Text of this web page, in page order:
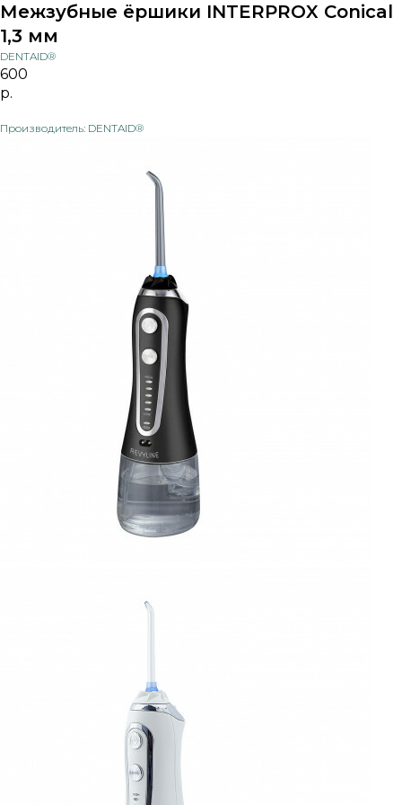
Межзубные ёршики INTERPROX Conical
1,3 мм
DENTAID®
600
р.
Производитель: DENTAID®